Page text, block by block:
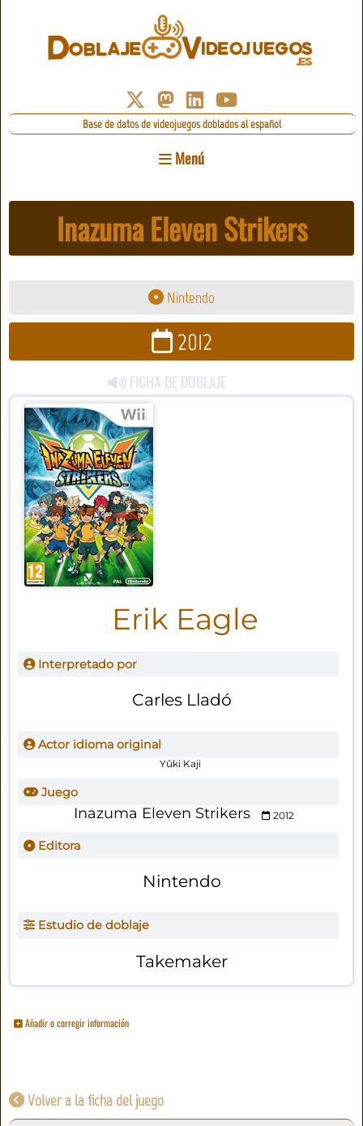
Base de datos de videojuegos doblados al español
Menú
Inazuma Eleven Strikers
Nintendo
2012
FICHA DE DOBLAJE
Erik Eagle
Interpretado por
Carles Lladó
Actor idioma original
Yûki Kaji
Juego
Inazuma Eleven Strikers 2012
Editora
Nintendo
Estudio de doblaje
Takemaker
Añadir o corregir información
Volver a la ficha del juego